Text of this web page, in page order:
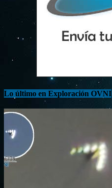
Lo último en Exploración OVNI